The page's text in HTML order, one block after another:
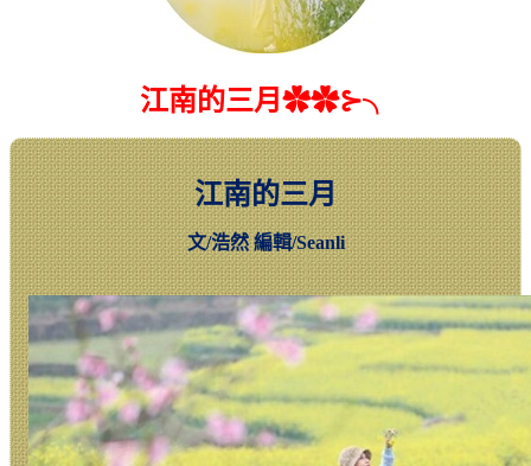
江南的三月✿✿⊱╮
江南的三月
文/浩然 編輯/Seanli